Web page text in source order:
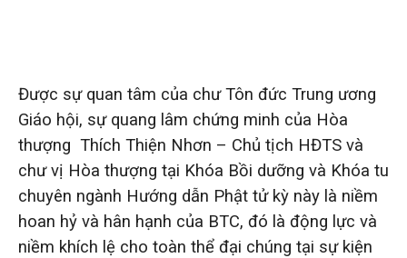
Được sự quan tâm của chư Tôn đức Trung ương
Giáo hội, sự quang lâm chứng minh của Hòa
thượng Thích Thiện Nhơn – Chủ tịch HĐTS và
chư vị Hòa thượng tại Khóa Bồi dưỡng và Khóa tu
chuyên ngành Hướng dẫn Phật tử kỳ này là niềm
hoan hỷ và hân hạnh của BTC, đó là động lực và
niềm khích lệ cho toàn thể đại chúng tại sự kiện